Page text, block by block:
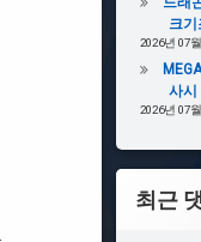
크기
2026년 07
사시
2026년 07
최근